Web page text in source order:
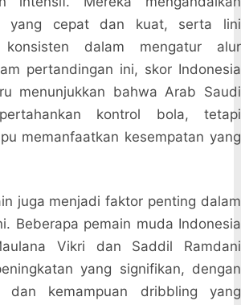
yang cepat dan kuat, serta lini
dalam mengatur alur
pertandingan ini, skor Indonesia
menunjukkan bahwa Arab Saudi
kontrol bola, tetapi
memanfaatkan kesempatan yang
juga menjadi faktor penting dalam
Beberapa pemain muda Indonesia
Vikri dan Saddil Ramdani
yang signifikan, dengan
dan kemampuan dribbling yang